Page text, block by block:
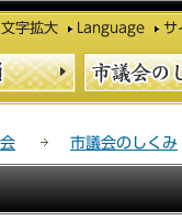
このページの本
字拡大 Language サ
市議会のしくみ